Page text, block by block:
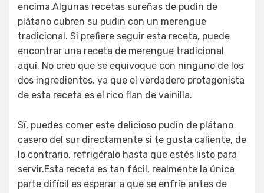
encima.Algunas recetas sureñas de pudin de
plátano cubren su pudin con un merengue
tradicional. Si prefiere seguir esta receta, puede
encontrar una receta de merengue tradicional
aquí. No creo que se equivoque con ninguno de los
dos ingredientes, ya que el verdadero protagonista
de esta receta es el rico flan de vainilla.
Sí, puedes comer este delicioso pudin de plátano
casero del sur directamente si te gusta caliente, de
lo contrario, refrigéralo hasta que estés listo para
servir.Esta receta es tan fácil, realmente la única
parte difícil es esperar a que se enfríe antes de